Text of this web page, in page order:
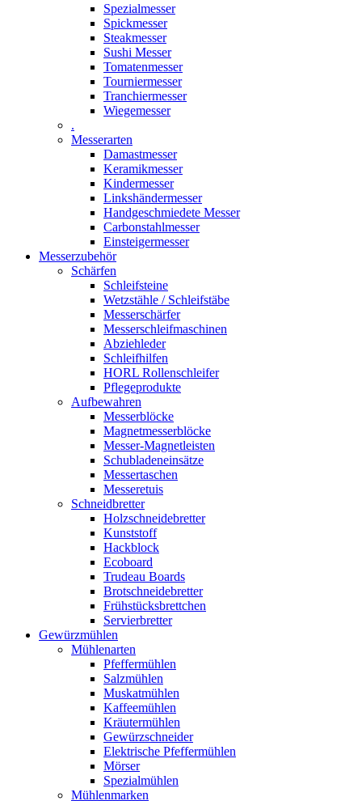
Spezialmesser
Spickmesser
Steakmesser
Sushi Messer
Tomatenmesser
Tourniermesser
Tranchiermesser
Wiegemesser
.
Messerarten
Damastmesser
Keramikmesser
Kindermesser
Linkshändermesser
Handgeschmiedete Messer
Carbonstahlmesser
Einsteigermesser
Messerzubehör
Schärfen
Schleifsteine
Wetzstähle / Schleifstäbe
Messerschärfer
Messerschleifmaschinen
Abziehleder
Schleifhilfen
HORL Rollenschleifer
Pflegeprodukte
Aufbewahren
Messerblöcke
Magnetmesserblöcke
Messer-Magnetleisten
Schubladeneinsätze
Messertaschen
Messeretuis
Schneidbretter
Holzschneidebretter
Kunststoff
Hackblock
Ecoboard
Trudeau Boards
Brotschneidebretter
Frühstücksbrettchen
Servierbretter
Gewürzmühlen
Mühlenarten
Pfeffermühlen
Salzmühlen
Muskatmühlen
Kaffeemühlen
Kräutermühlen
Gewürzschneider
Elektrische Pfeffermühlen
Mörser
Spezialmühlen
Mühlenmarken